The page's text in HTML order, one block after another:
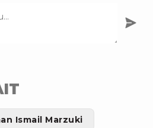
Ismail Marzuki